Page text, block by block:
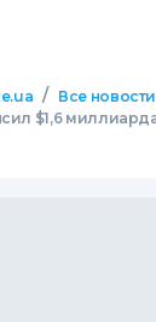
/ Все новости
$1,6